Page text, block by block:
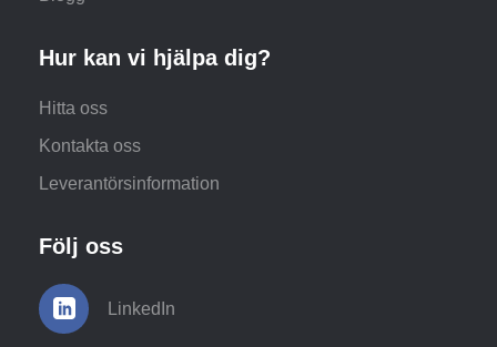
Hur kan vi hjälpa dig?
Hitta oss
Kontakta oss
Leverantörsinformation
Följ oss
LinkedIn